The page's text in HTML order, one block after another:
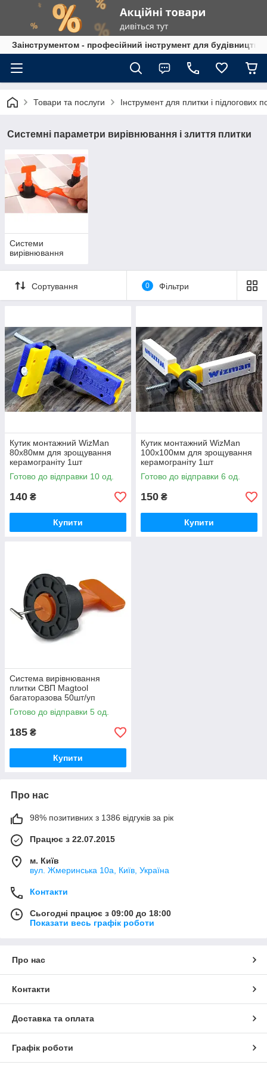
Заінструментом - професійний інструмент для
Товари та послуги Інструмент для плитки і підлогових
Системні параметри вирівнювання і злиття плитки
Системи
вирівнювання
Сортування 0 Фільтри
Кутик монтажний WizMan
80х80мм для зрощування
керамограніту 1шт
Готово до відправки 10 од.
140 ₴
Купити
Кутик монтажний WizMan
100х100мм для зрощування
керамограніту 1шт
Готово до відправки 6 од.
150 ₴
Купити
Система вирівнювання
плитки СВП Magtool
багаторазова 50шт/уп
Готово до відправки 5 од.
185 ₴
Купити
Про нас
98% позитивних з 1386 відгуків за рік
Працює з 22.07.2015
м. Київ
вул. Жмеринська 10а, Київ, Україна
Контакти
Сьогодні працює з 09:00 до 18:00
Показати весь графік роботи
Про нас
Контакти
Доставка та оплата
Графік роботи